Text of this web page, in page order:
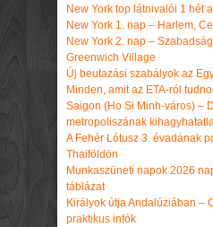
New York top látnivalói 1 hét
New York 1. nap – Harlem,
New York 2. nap –
Greenwich Village
Új beutazási szabályok az
Minden, amit az ETA-ról
Saigon (Ho Si Minh-város) –
metropoliszának
A Fehér Lótusz 3. évadának
Thaiföldön
Munkaszüneti napok 2026
táblázat
Királyok útja Andalúziában –
praktikus infók